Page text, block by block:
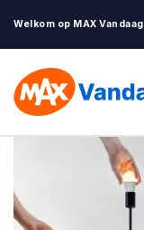
Welkom op MAX Vandaag